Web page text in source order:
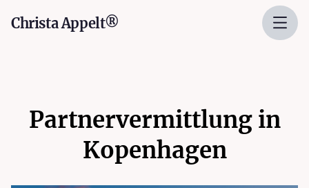
Christa Appelt®
Partnervermittlung in
Kopenhagen